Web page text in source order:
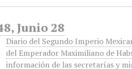
Junio 28
Diario del Segundo Imperio
del Emperador Maximiliano de
información de las secretarías y